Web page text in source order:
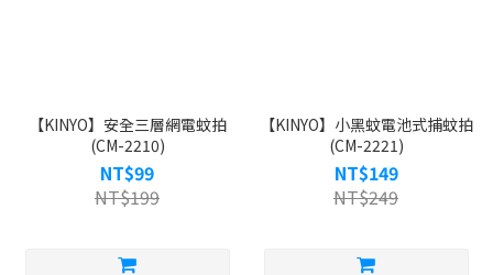
【KINYO】安全三層網電蚊拍
(CM-2210)
NT$99
NT$199
【KINYO】小黑蚊電池式捕蚊拍
(CM-2221)
NT$149
NT$249